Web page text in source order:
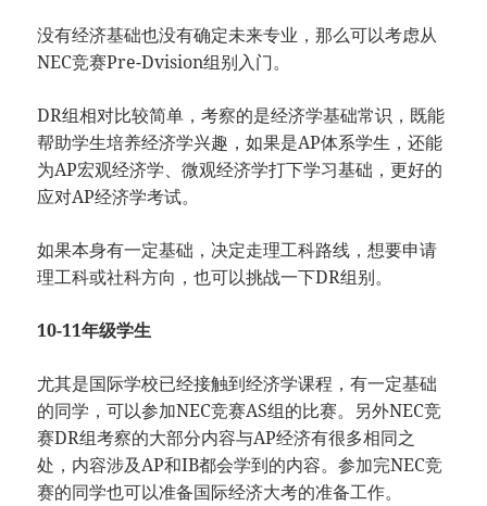
没有经济基础也没有确定未来专业，那么可以考虑从
NEC竞赛Pre-Dvision组别入门。
DR组相对比较简单，考察的是经济学基础常识，既能
帮助学生培养经济学兴趣，如果是AP体系学生，还能
为AP宏观经济学、微观经济学打下学习基础，更好的
应对AP经济学考试。
如果本身有一定基础，决定走理工科路线，想要申请
理工科或社科方向，也可以挑战一下DR组别。
10-11年级学生
尤其是国际学校已经接触到经济学课程，有一定基础
的同学，可以参加NEC竞赛AS组的比赛。另外NEC竞
赛DR组考察的大部分内容与AP经济有很多相同之
处，内容涉及AP和IB都会学到的内容。参加完NEC竞
赛的同学也可以准备国际经济大考的准备工作。